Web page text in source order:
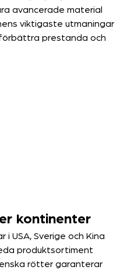
avancerade material
viktigaste utmaningar
prestanda och
kontinenter
USA, Sverige och Kina
produktsortiment
rötter garanterar